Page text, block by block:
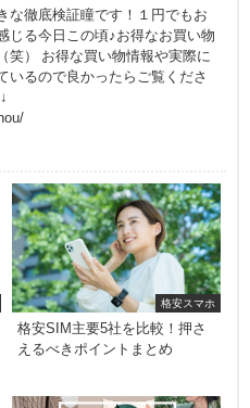
な徹底検証瞳です！１円でもお
じる今日この頃♪お得なお買い物
笑） お得な買い物情報や実際に
いるので良かったらご覧くださ
格安スマホ
格安SIM主要5社を比較！押さ
えるべきポイントまとめ